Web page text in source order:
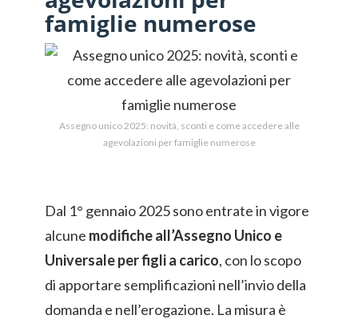
famiglie numerose
Assegno unico 2025: novità, sconti e come accedere alle
agevolazioni per famiglie numerose
Dal 1° gennaio 2025 sono entrate in vigore
alcune modifiche all’Assegno Unico e
Universale per figli a carico, con lo scopo
di apportare semplificazioni nell’invio della
domanda e nell’erogazione. La misura è